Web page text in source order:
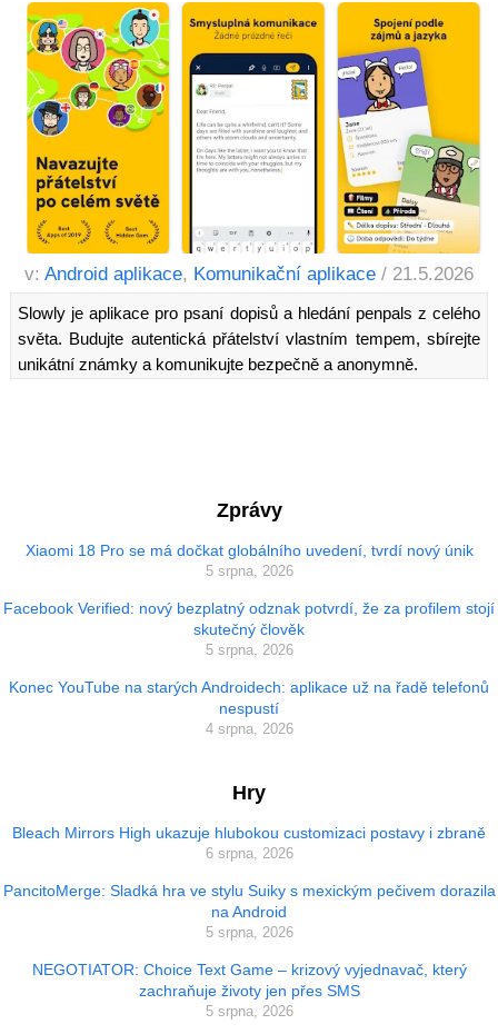
v: Android aplikace, Komunikační aplikace / 21.5.2026
Slowly je aplikace pro psaní dopisů a hledání penpals z celého
světa. Budujte autentická přátelství vlastním tempem, sbírejte
unikátní známky a komunikujte bezpečně a anonymně.
Zprávy
Xiaomi 18 Pro se má dočkat globálního uvedení, tvrdí nový únik
5 srpna, 2026
Facebook Verified: nový bezplatný odznak potvrdí, že za profilem stojí
skutečný člověk
5 srpna, 2026
Konec YouTube na starých Androidech: aplikace už na řadě telefonů
nespustí
4 srpna, 2026
Hry
Bleach Mirrors High ukazuje hlubokou customizaci postavy i zbraně
6 srpna, 2026
PancitoMerge: Sladká hra ve stylu Suiky s mexickým pečivem dorazila
na Android
5 srpna, 2026
NEGOTIATOR: Choice Text Game – krizový vyjednavač, který
zachraňuje životy jen přes SMS
5 srpna, 2026